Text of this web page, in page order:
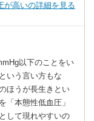
が高いの詳細を見る
以下のことをい
いう言い方もな
ほうが長生きとい
「本態性低血圧」
して現れやすいの